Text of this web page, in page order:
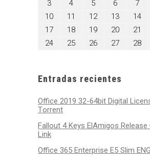
3noviembre
3,
2025
4noviembre
4,
2025
5noviembre
5,
2025
6noviembre
6,
2025
7
7,
2025
10noviembre
10,
11
noviembre
2025
12noviembre
2025
13
2025
14
17noviembre
2025
18noviembre
18,
2025
19noviembre
2025
20
20,
2025
21
24noviembre
25noviembre
26noviembre
27 28
Entradas recientes
Office 2019 32-64bit Digital
Tоrrеnt
Fallout 4 Keys ElAmigos Release
Link
Office 365 Enterprise E5 Slim ENG